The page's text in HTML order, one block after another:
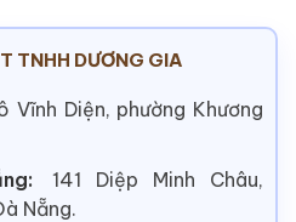
TNHH DƯƠNG GIA
Vĩnh Diện, phường Khương
141 Diệp Minh Châu,
Nẵng.